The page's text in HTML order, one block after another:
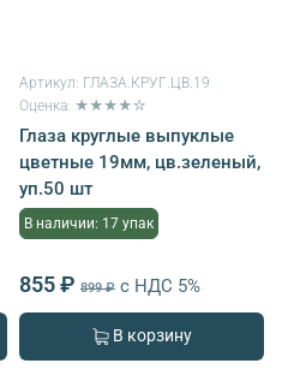
Артикул: ГЛАЗА.КРУГ.ЦВ.19
Оценка: ★★★★☆
Глаза круглые выпуклые
цветные 19мм, цв.зеленый,
уп.50 шт
В наличии: 17 упак
855 ₽ 899 ₽ с НДС 5%
В корзину